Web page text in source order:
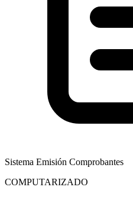
Sistema Emisión Comprobantes
COMPUTARIZADO